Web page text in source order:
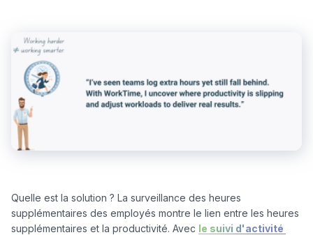
Quelle est la solution ? La surveillance des heures
supplémentaires des employés montre le lien entre les heures
supplémentaires et la productivité. Avec le suivi d'activité